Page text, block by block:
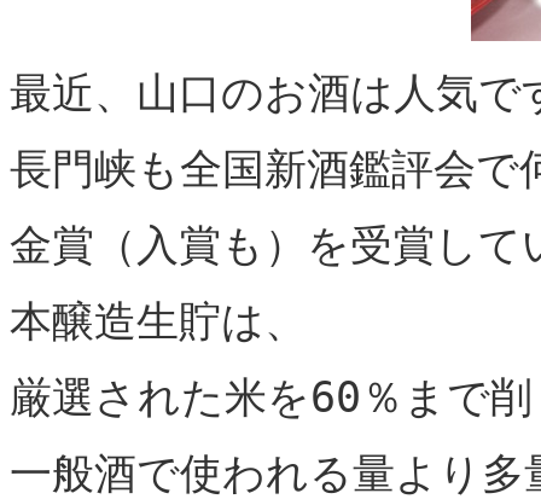
最近、山口のお酒は人気で
長門峡も全国新酒鑑評会で
金賞（入賞も）を受賞して
本醸造生貯は、
厳選された米を60％まで
一般酒で使われる量より